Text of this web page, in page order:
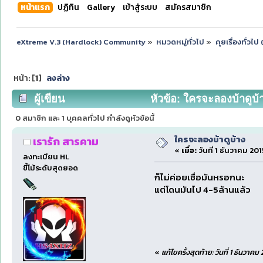
หน้าแรก ปฏิทิน Gallery เข้าสู่ระบบ สมัครสมาชิก
eXtreme V.3 (Hardlock) Community» หมวดหมู่ทั่วไป » คุยเรื่องทั่วไป
หน้า: [1] ลงล่าง
ผู้เขียน หัวข้อ: ใครจะลองบ้าดูบ้
0 สมาชิก และ 1 บุคคลทั่วไป กำลังดูหัวข้อนี้
เรารัก สารคาม
ลงทะเบียน HL
ขี้โม้ระดับสุดยอด
ใครจะลองบ้าดูบ้าง
« เมื่อ:วันที่ 1 ธันวาคม
ก็ไม่ค่อยเชื่อมันหรอกนะ
แต่โดนมันไป 4-5ล้านแล้ว
« แก้ไขครั้งสุดท้าย: วันที่ 1 ธันวาคม